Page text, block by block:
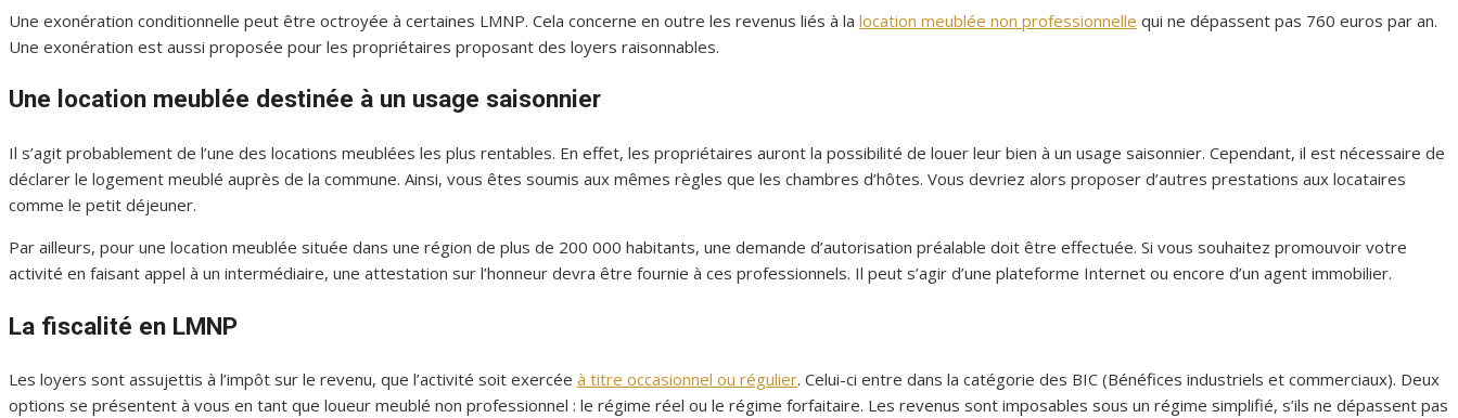
Une exonération conditionnelle peut être octroyée à certaines LMNP. Cela concerne en outre les revenus liés à la location meublée non professionnelle qui ne dépassent pas 760 euros par an.
Une exonération est aussi proposée pour les propriétaires proposant des loyers raisonnables.
Une location meublée destinée à un usage saisonnier
Il s’agit probablement de l’une des locations meublées les plus rentables. En effet, les propriétaires auront la possibilité de louer leur bien à un usage saisonnier. Cependant, il est nécessaire de
déclarer le logement meublé auprès de la commune. Ainsi, vous êtes soumis aux mêmes règles que les chambres d’hôtes. Vous devriez alors proposer d’autres prestations aux locataires
comme le petit déjeuner.
Par ailleurs, pour une location meublée située dans une région de plus de 200 000 habitants, une demande d’autorisation préalable doit être effectuée. Si vous souhaitez promouvoir votre
activité en faisant appel à un intermédiaire, une attestation sur l’honneur devra être fournie à ces professionnels. Il peut s’agir d’une plateforme Internet ou encore d’un agent immobilier.
La fiscalité en LMNP
Les loyers sont assujettis à l’impôt sur le revenu, que l’activité soit exercée à titre occasionnel ou régulier. Celui-ci entre dans la catégorie des BIC (Bénéfices industriels et commerciaux). Deux
options se présentent à vous en tant que loueur meublé non professionnel : le régime réel ou le régime forfaitaire. Les revenus sont imposables sous un régime simplifié, s’ils ne dépassent pas